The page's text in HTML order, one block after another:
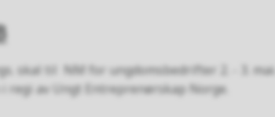
skal til NM for ungdomsbedrifter 2. - 3. mai.
i regi av Ungt Entreprenørskap Norge.